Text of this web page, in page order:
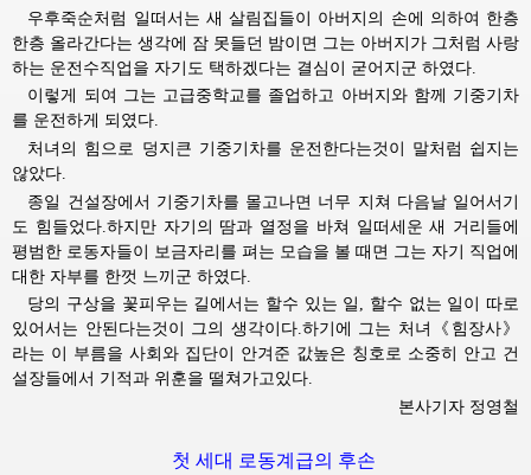
우후죽순처럼 일떠서는 새 살림집들이 아버지의 손에 의하여 한층
한층 올라간다는 생각에 잠 못들던 밤이면 그는 아버지가 그처럼 사랑
하는 운전수직업을 자기도 택하겠다는 결심이 굳어지군 하였다.
이렇게 되여 그는 고급중학교를 졸업하고 아버지와함께 기중기차
를 운전하게 되였다.
처녀의 힘으로 덩지큰 기중기차를 운전한다는것이 말처럼 쉽지는
않았다.
종일 건설장에서 기중기차를 몰고나면 너무 지쳐 다음날 일어서기
도 힘들었다.하지만 자기의 땀과 열정을 바쳐 일떠세운 새 거리들에
평범한 로동자들이 보금자리를 펴는 모습을 볼 때면 그는 자기 직업에
대한 자부를 한껏 느끼군 하였다.
당의 구상을 꽃피우는 길에서는 할수 있는 일, 할수 없는 일이 따로
있어서는 안된다는것이 그의 생각이다.하기에 그는 처녀《힘장사》
라는 이 부름을 사회와 집단이 안겨준 값높은 칭호로 소중히 안고 건
설장들에서 기적과 위훈을 떨쳐가고있다.
본사기자 정영철
첫 세대 로동계급의 후손